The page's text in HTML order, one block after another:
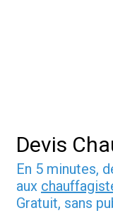
Devis
En 5 minutes,
aux
Gratuit, sans